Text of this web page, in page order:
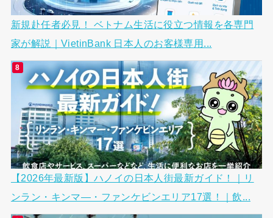
新規赴任者必見！ ベトナム生活に役立つ情報を各専門
家が解説｜VietinBank 日本人のお客様専用...
【2026年最新版】ハノイの日本人街最新ガイド！｜リ
ンラン・キンマ―・ファンケビンエリア17選！｜飲...